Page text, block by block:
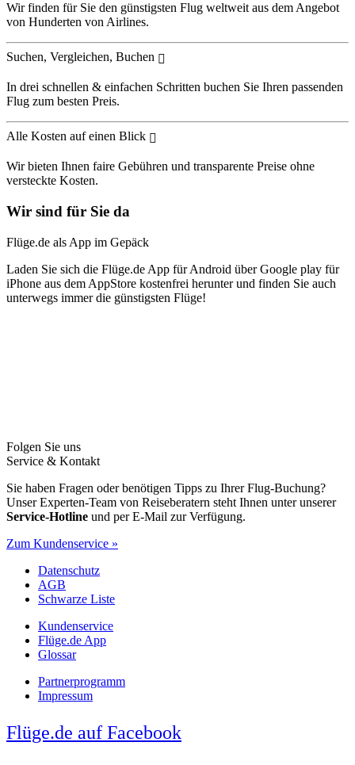
Wir finden für Sie den günstigsten Flug weltweit aus dem Angebot
von Hunderten von Airlines.
Suchen, Vergleichen, Buchen
In drei schnellen & einfachen Schritten buchen Sie Ihren passenden
Flug zum besten Preis.
Alle Kosten auf einen Blick
Wir bieten Ihnen faire Gebühren und transparente Preise ohne
versteckte Kosten.
Wir sind für Sie da
Flüge.de als App im Gepäck
Laden Sie sich die Flüge.de App für Android über Google play für
iPhone aus dem AppStore kostenfrei herunter und finden Sie auch
unterwegs immer die günstigsten Flüge!
Folgen Sie uns
Service & Kontakt
Sie haben Fragen oder benötigen Tipps zu Ihrer Flug-Buchung?
Unser Experten-Team von Reiseberatern steht Ihnen unter unserer
Service-Hotline und per E-Mail zur Verfügung.
Zum Kundenservice »
Datenschutz
AGB
Schwarze Liste
Kundenservice
Flüge.de App
Glossar
Partnerprogramm
Impressum
Flüge.de auf Facebook